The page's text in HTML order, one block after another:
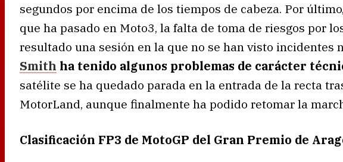
segundos por encima de los tiempos de cabeza. Por
que ha pasado en Moto3, la falta de toma de riesgos por
resultado una sesión en la que no se han visto incidentes
Smith ha tenido algunos problemas de carácter
satélite se ha quedado parada en la entrada de la recta
MotorLand, aunque finalmente ha podido retomar la
Clasificación FP3 de MotoGP del Gran Premio de